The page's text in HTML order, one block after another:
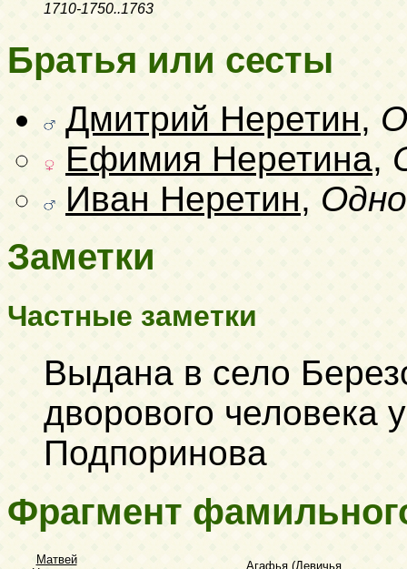
1710-1750..1763
Братья или сесты
Дмитрий Неретин,
Ефимия Неретина,
Иван Неретин,
Заметки
Частные заметки
Выдана в село
дворового человека
Подпоринова
Фрагмент
Матвей
Агафья (Девичья